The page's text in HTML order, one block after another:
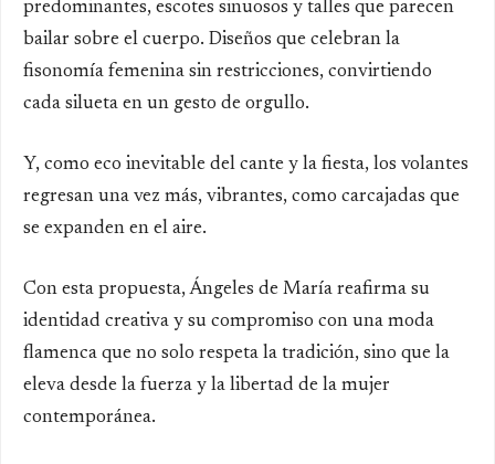
predominantes, escotes sinuosos y talles que parecen
bailar sobre el cuerpo. Diseños que celebran la
fisonomía femenina sin restricciones, convirtiendo
cada silueta en un gesto de orgullo.
Y, como eco inevitable del cante y la fiesta, los volantes
regresan una vez más, vibrantes, como carcajadas que
se expanden en el aire.
Con esta propuesta, Ángeles de María reafirma su
identidad creativa y su compromiso con una moda
flamenca que no solo respeta la tradición, sino que la
eleva desde la fuerza y la libertad de la mujer
contemporánea.